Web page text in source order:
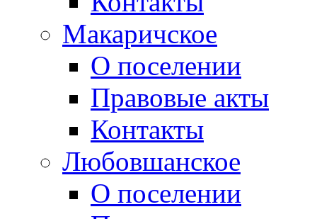
Макаричское
О поселении
Правовые акты
Контакты
Любовшанское
О поселении